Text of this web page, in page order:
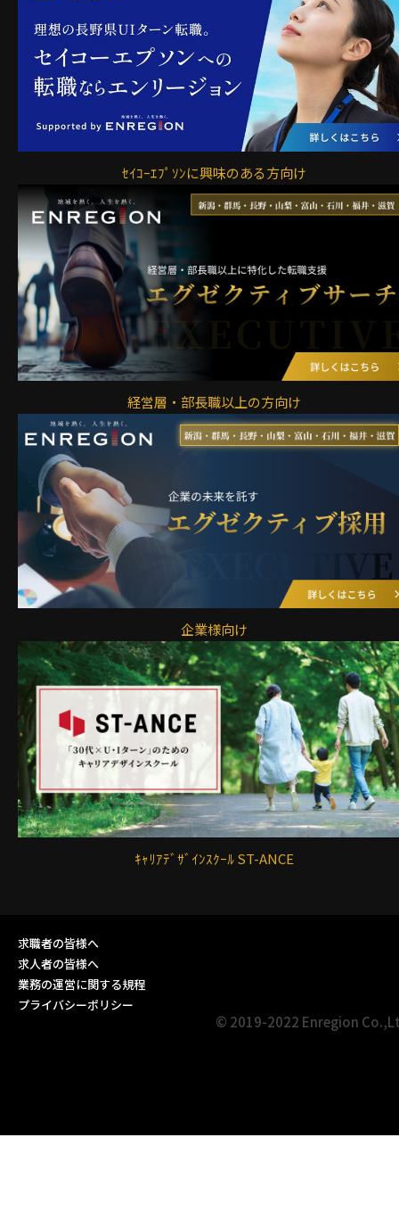
ｾｲｺｰｴﾌﾟｿﾝに興味のある方向け
経営層・部長職以上の方向け
企業様向け
ｷｬﾘｱﾃﾞｻﾞｲﾝｽｸｰﾙ ST-ANCE
求職者の皆様へ
求人者の皆様へ
業務の運営に関する規程
プライバシーポリシー
© 2019-2022 Enregion